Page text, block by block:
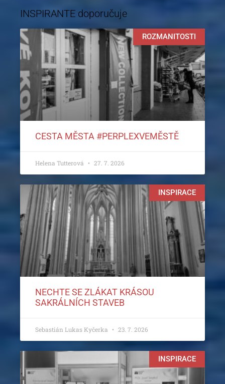
INSPIRANTE doporučuje
ROZMANITOSTI
CESTA MĚSTA #PERPLEXVEMĚSTĚ
Helena Tutterová 27. 7. 2026
INSPIRACE
NECHTE SE ZLÁKAT KRÁSOU
SAKRÁLNÍCH STAVEB
Sebastián Lukas Kyčerka 23. 7. 2026
INSPIRACE